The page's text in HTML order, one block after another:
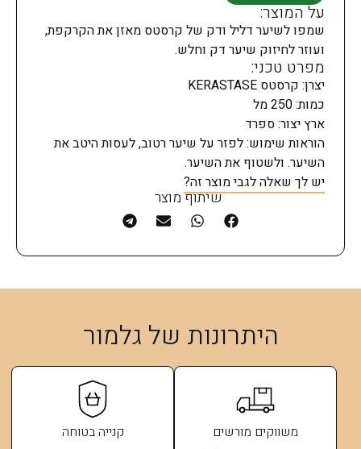
על המוצר:
שמפו לשיער דליל ודק של קרסטס מאזן את הקרקפת,
ועוזר לחיזוק שיער דק וחלש.
מפרט טכני:
יצרן: קרסטס KERASTASE
כמות: 250 מל
ארץ יצור: ספרד
הוראות שימוש: לפזר על שיער רטוב, לעסות היטב את
השיער. ולשטוף את השיער.
יש לך שאלה לגבי מוצר זה?
שיתוף מוצר
היתרונות של גלמור
משווקים מורשים קנייה בטוחה